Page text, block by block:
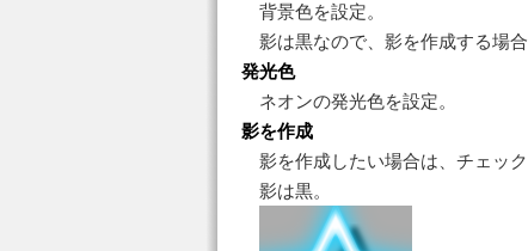
背景色を設定。
影は黒なので、影を作成する場
発光色
ネオンの発光色を設定。
影を作成
影を作成したい場合は、チェック
影は黒。